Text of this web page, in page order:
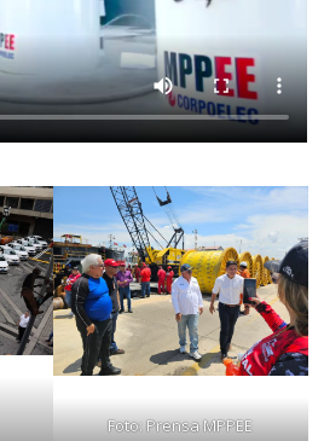
Foto: Prensa MPPEE